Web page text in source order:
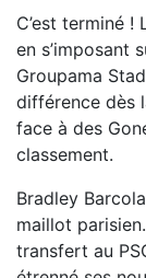
C’est terminé !
en s’imposant
Groupama
différence dès
face à des
classement.
Bradley
maillot
transfert au